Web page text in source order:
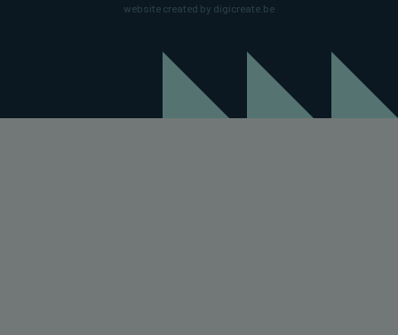
website created by digicreate.be